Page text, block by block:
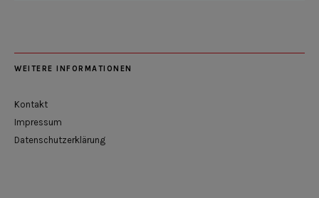
WEITERE INFORMATIONEN
Kontakt
Impressum
Datenschutzerklärung